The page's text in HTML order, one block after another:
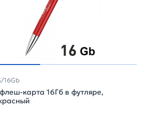
16Gb
карта 16Гб в футляре,